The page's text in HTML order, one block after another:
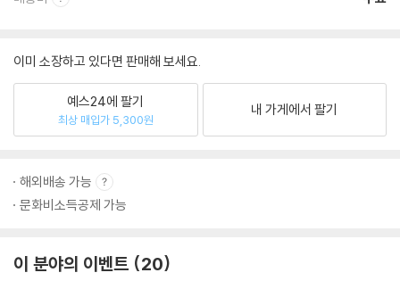
이미 소장하고 있다면 판매해 보세요.
예스24에 팔기
최상 매입가 5,300원
내 가게에서 팔기
해외배송 가능
문화비소득공제 가능
이 분야의 이벤트 20